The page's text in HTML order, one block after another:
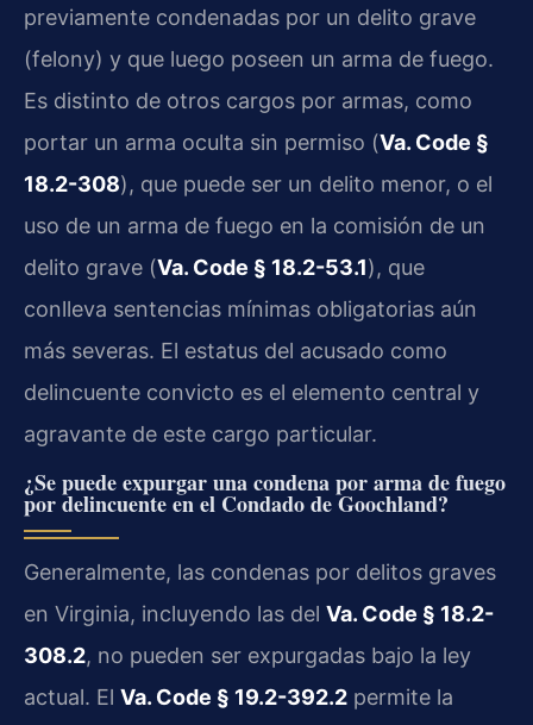
previamente condenadas por un delito grave
(felony) y que luego poseen un arma de fuego.
Es distinto de otros cargos por armas, como
portar un arma oculta sin permiso (Va. Code §
18.2-308), que puede ser un delito menor, o el
uso de un arma de fuego en la comisión de un
delito grave (Va. Code § 18.2-53.1), que
conlleva sentencias mínimas obligatorias aún
más severas. El estatus del acusado como
delincuente convicto es el elemento central y
agravante de este cargo particular.
¿Se puede expurgar una condena por arma de fuego
por delincuente en el Condado de Goochland?
Generalmente, las condenas por delitos graves
en Virginia, incluyendo las del Va. Code § 18.2-
308.2, no pueden ser expurgadas bajo la ley
actual. El Va. Code § 19.2-392.2 permite la